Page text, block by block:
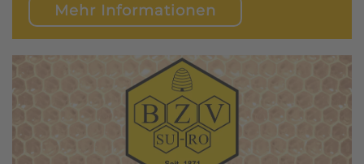
Mehr Informationen